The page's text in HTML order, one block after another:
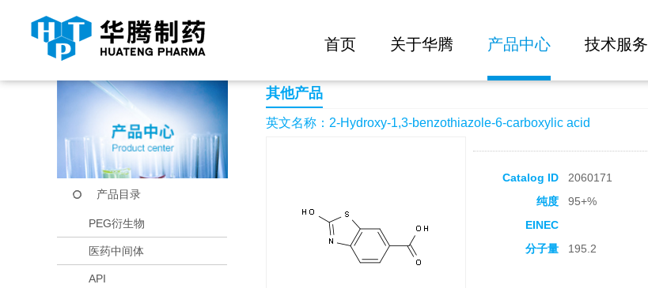
首页 关于华腾 产品中心 技术服务
当前位置： 首页 产品中心 2-Hydroxy-1,3-benzothiazole-6-carboxylic acid
产品目录
PEG衍生物
医药中间体
API
其他产品
英文名称：2-Hydroxy-1,3-benzothiazole-6-carboxylic acid
Catalog ID 2060171
纯度
95+%
EINEC
分子量
195.2